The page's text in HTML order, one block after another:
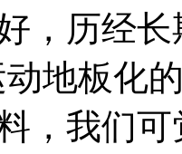
，历经
地板化
，我们